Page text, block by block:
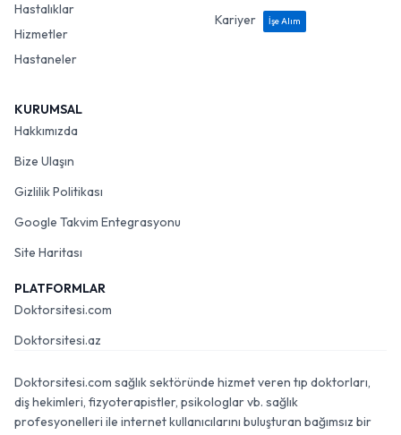
Hastalıklar
Hizmetler
Hastaneler
Kariyer
İşe Alım
KURUMSAL
Hakkımızda
Bize Ulaşın
Gizlilik Politikası
Google Takvim Entegrasyonu
Site Haritası
PLATFORMLAR
Doktorsitesi.com
Doktorsitesi.az
Doktorsitesi.com sağlık sektöründe hizmet veren tıp doktorları,
diş hekimleri, fizyoterapistler, psikologlar vb. sağlık
profesyonelleri ile internet kullanıcılarını buluşturan bağımsız bir